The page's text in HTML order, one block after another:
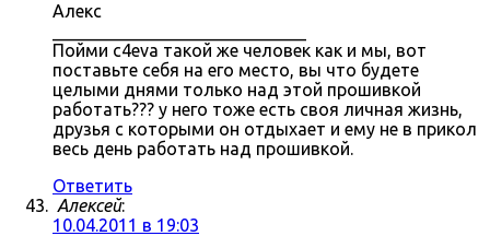
Алекс
Пойми c4eva такой же человек как и мы, вот
поставьте себя на его место, вы что будете
целыми днями только над этой прошивкой
работать??? у него тоже есть своя личная жизнь,
друзья с которыми он отдыхает и ему не в прикол
весь день работать над прошивкой.
Ответить
Алексей:
10.04.2011 в 19:03